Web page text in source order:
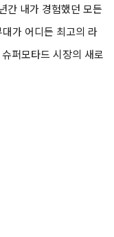
간 내가 경험했던 모든
가 어디든 최고의 라
퍼모타드 시장의 새로